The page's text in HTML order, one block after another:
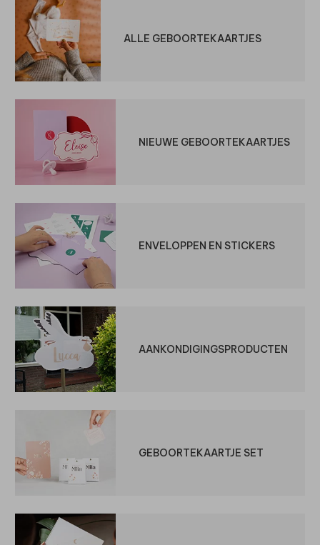
ALLE GEBOORTEKAARTJES
NIEUWE GEBOORTEKAARTJES
ENVELOPPEN EN STICKERS
AANKONDIGINGSPRODUCTEN
GEBOORTEKAARTJE SET